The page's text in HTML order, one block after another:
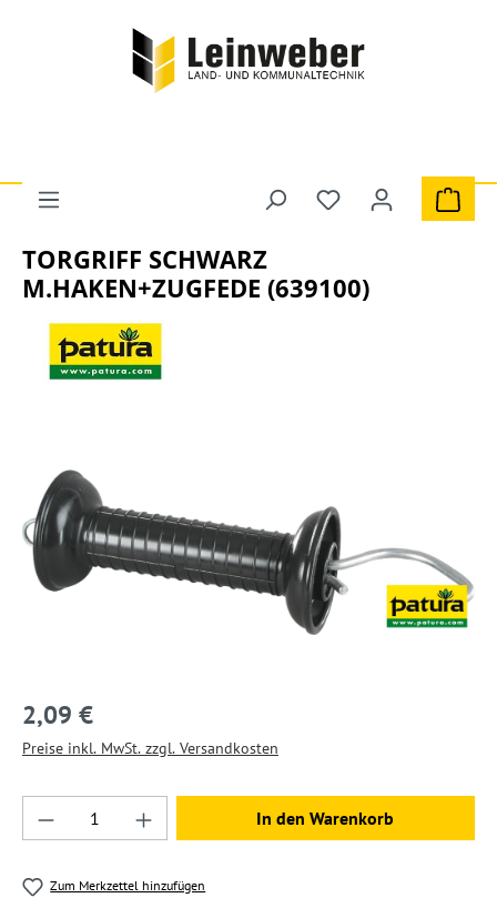
Zum Hauptinhalt springen
Du hast 0 Produkte
Grünland & Tierhaltung Stall- und Weidetechnik
TORGRIFF SCHWARZ
M.HAKEN+ZUGFEDE (639100)
2,09 €
Preise inkl. MwSt. zzgl. Versandkosten
Produkt Anzahl: Gib den gewünschten
In den Warenkorb
Zum Merkzettel hinzufügen